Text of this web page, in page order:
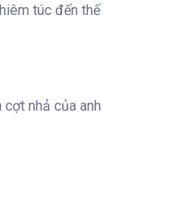
túc đến thế
nhả của anh